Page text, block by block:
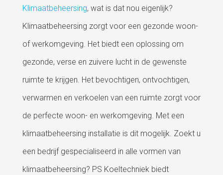
Klimaatbeheersing, wat is dat nou eigenlijk?
Klimaatbeheersing zorgt voor een gezonde woon-
of werkomgeving. Het biedt een oplossing om
gezonde, verse en zuivere lucht in de gewenste
ruimte te krijgen. Het bevochtigen, ontvochtigen,
verwarmen en verkoelen van een ruimte zorgt voor
de perfecte woon- en werkomgeving. Met een
klimaatbeheersing installatie is dit mogelijk. Zoekt u
een bedrijf gespecialiseerd in alle vormen van
klimaatbeheersing? PS Koeltechniek biedt